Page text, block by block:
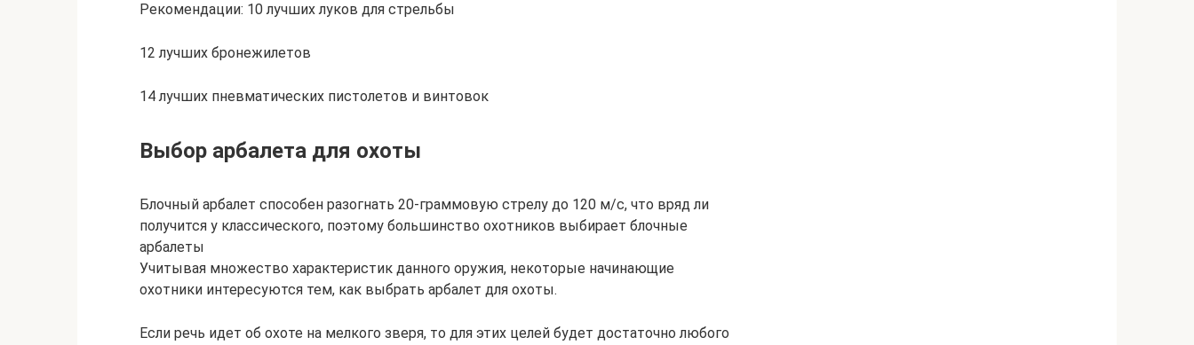
Рекомендации: 10 лучших луков для стрельбы
12 лучших бронежилетов
14 лучших пневматических пистолетов и винтовок
Выбор арбалета для охоты
Блочный арбалет способен разогнать 20-граммовую стрелу до 120 м/с, что вряд ли
получится у классического, поэтому большинство охотников выбирает блочные
арбалеты
Учитывая множество характеристик данного оружия, некоторые начинающие
охотники интересуются тем, как выбрать арбалет для охоты.
Если речь идет об охоте на мелкого зверя, то для этих целей будет достаточно любого